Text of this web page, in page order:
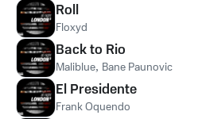
Roll
Floxyd
Back to Rio
Maliblue, Bane Paunovic
El Presidente
Frank Oquendo